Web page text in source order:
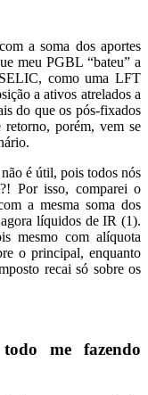
a soma dos aportes
meu PGBL “bateu” a
como uma LFT
a ativos atrelados a
do que os pós-fixados
porém, vem se
é útil, pois todos nós
Por isso, comparei o
a mesma soma dos
líquidos de IR (1).
mesmo com alíquota
o principal, enquanto
recai só sobre os
me fazendo